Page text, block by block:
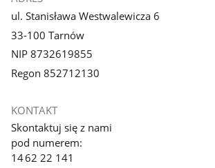
ul. Stanisława Westwalewicza 6
33-100 Tarnów
NIP 8732619855
Regon 852712130
KONTAKT
Skontaktuj się z nami
pod numerem:
14 62 22 141